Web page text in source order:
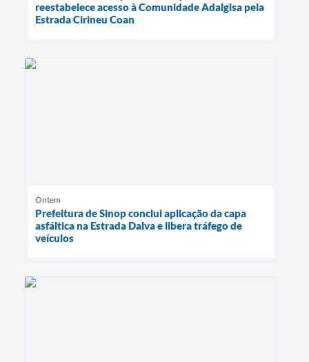
reestabelece acesso à Comunidade Adalgisa pela
Estrada Cirineu Coan
Ontem
Prefeitura de Sinop conclui aplicação da capa
asfáltica na Estrada Dalva e libera tráfego de
veículos